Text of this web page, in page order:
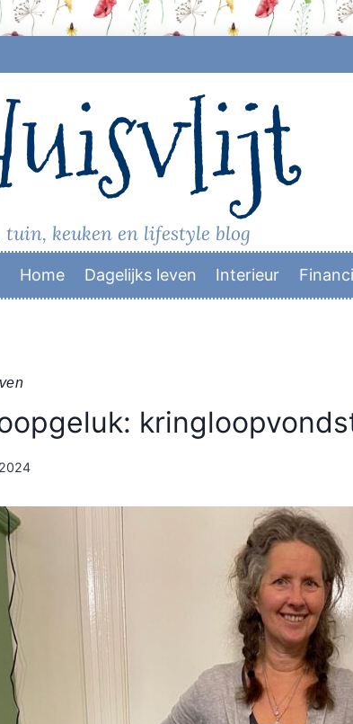
tuin, keuken en lifestyle blog
Home Dagelijks leven Interieur